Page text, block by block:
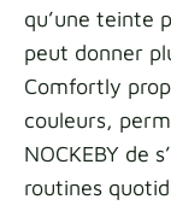
qu’une teinte
peut donner
Comfortly
couleurs,
NOCKEBY de
routines